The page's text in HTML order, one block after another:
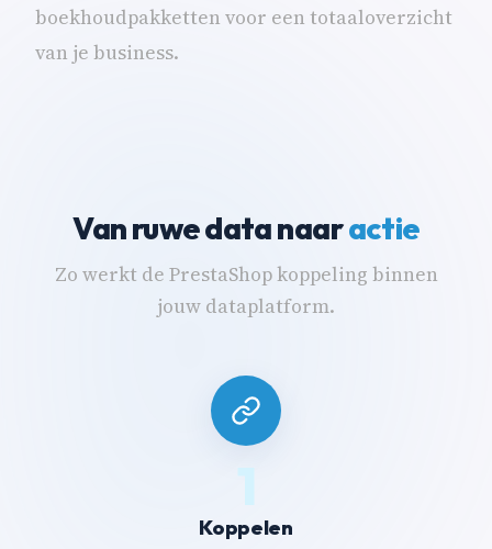
boekhoudpakketten voor een totaaloverzicht
van je business.
Van ruwe data naaractie
Zo werkt de PrestaShop koppeling binnen
jouw dataplatform.
1
Koppelen